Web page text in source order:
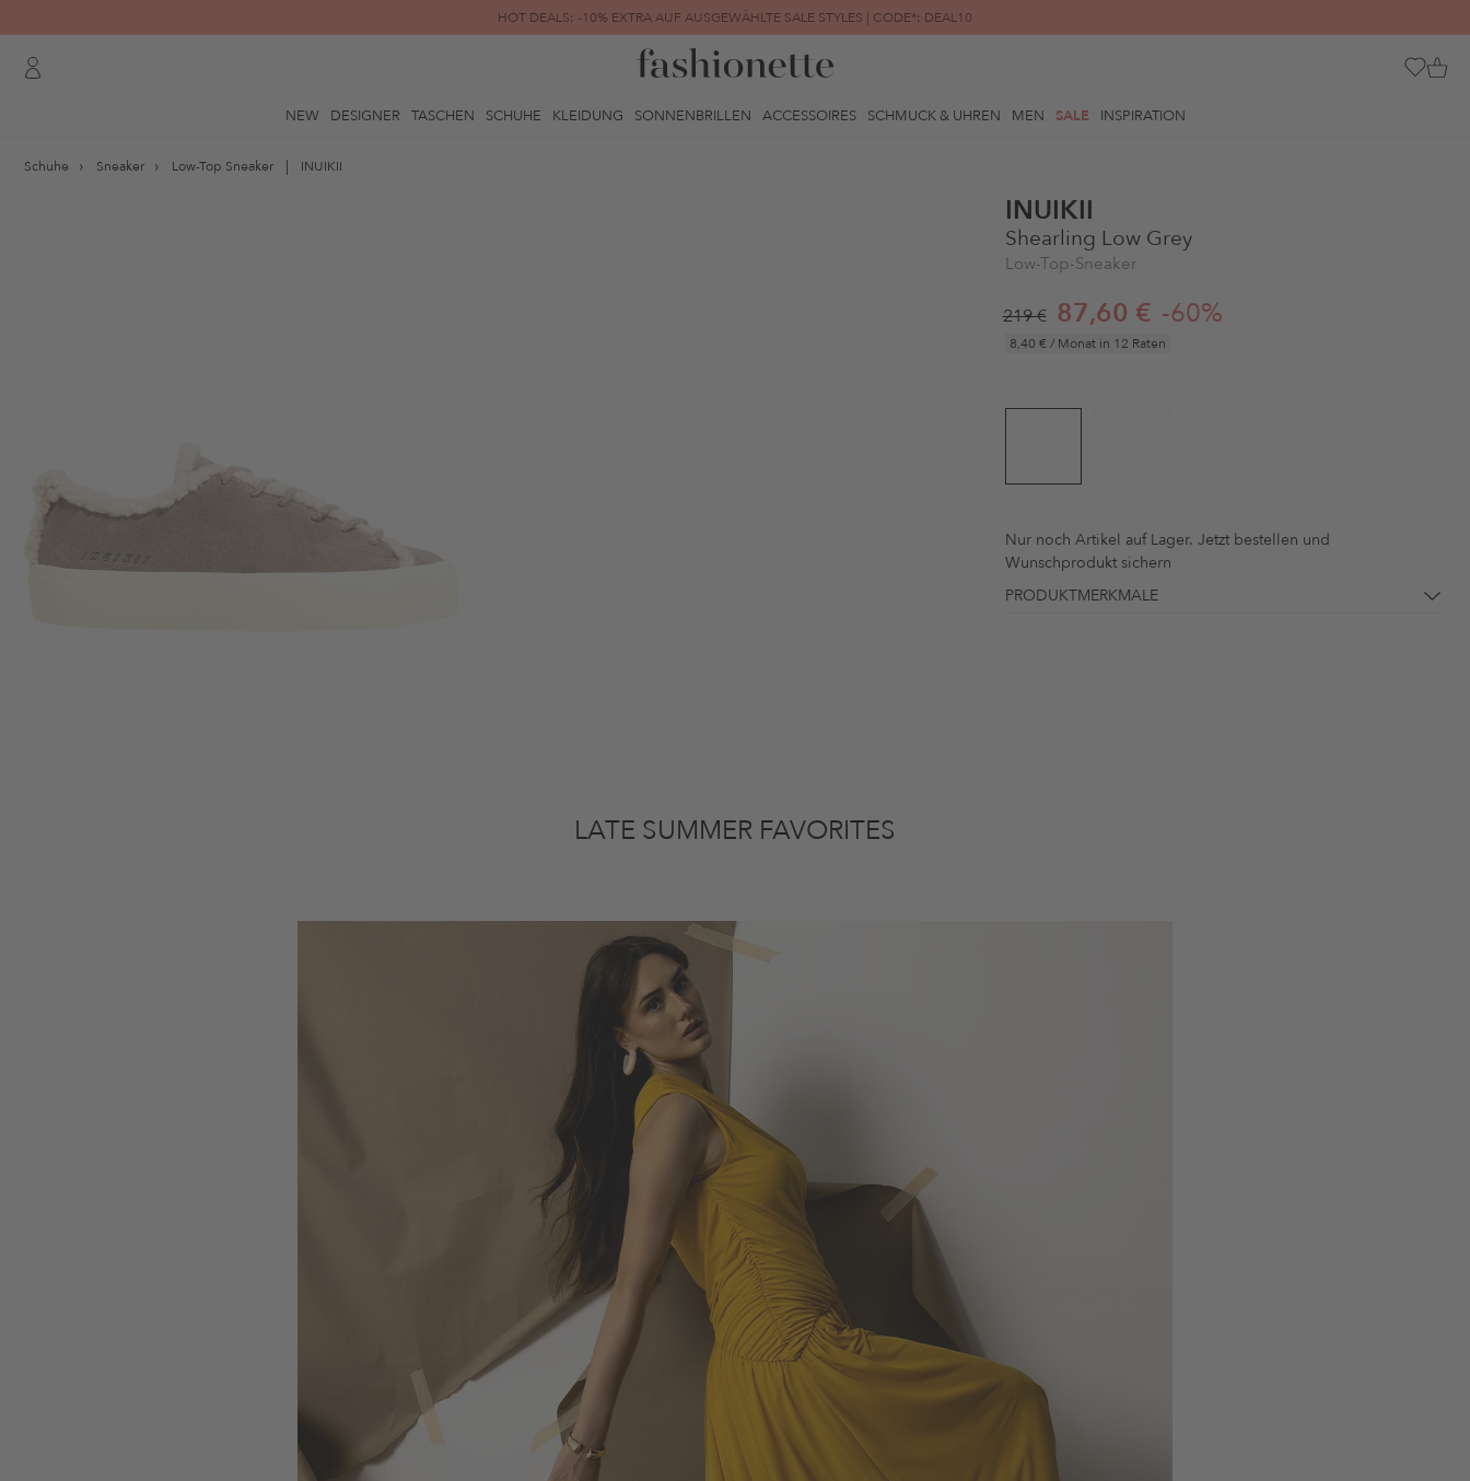
HOT DEALS: -10% EXTRA AUF AUSGEWÄHLTE SALE STYLES | CODE*: DEAL10
FINAL SALE | BIS ZU -80% REDUZIERT
NEW DESIGNER TASCHEN SCHUHE KLEIDUNG SONNENBRILLEN ACCESSOIRES SCHMUCK & UHREN MEN SALE INSPIRATION
Schuhe Sneaker Low-Top Sneaker INUIKII
INUIKII
Shearling Low Grey
Low-Top-Sneaker
219 € 87,60 € -60%
8,40 € / Monat in 12 Raten
Nur noch Artikel auf Lager. Jetzt bestellen und
Wunschprodukt sichern
PRODUKTMERKMALE
LATE SUMMER FAVORITES